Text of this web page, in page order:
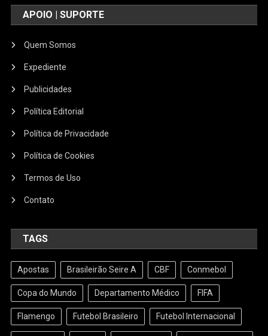
APOIO | SUPORTE
Quem Somos
Expediente
Publicidades
Política Editorial
Política de Privacidade
Política de Cookies
Termos de Uso
Contato
TAGS
Apostas Brasileirão Seire A CBF Conmebol
Copa do Mundo Departamento Médico FIFA
Flamengo Futebol Brasileiro Futebol Internacional